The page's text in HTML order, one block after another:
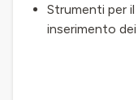
Strumenti per
inserimento